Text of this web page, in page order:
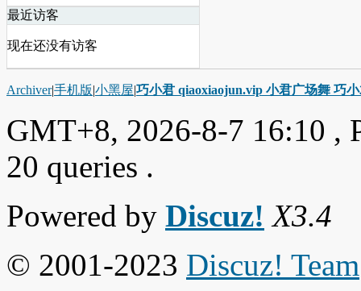
最近访客
现在还没有访客
Archiver|手机版|小黑屋|巧小君 qiaoxiaojun.vip 小君广场舞 巧
GMT+8, 2026-8-7 16:10 ,
20 queries .
Powered by Discuz! X3.4
© 2001-2023 Discuz! Team